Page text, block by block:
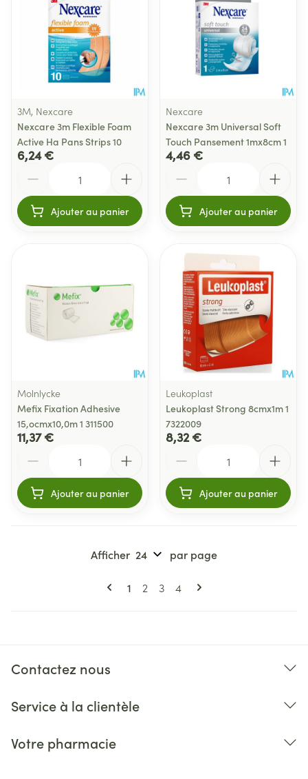
3M, Nexcare
Nexcare 3m Flexible Foam
Active Ha Pans Strips 10
6,24 €
Ajouter au panier
Nexcare
Nexcare 3m Universal Soft
Touch Pansement 1mx8cm 1
4,46 €
Ajouter au panier
Molnlycke
Mefix Fixation Adhesive
15,ocmx10,0m 1 311500
11,37 €
Ajouter au panier
Leukoplast
Leukoplast Strong 8cmx1m 1
7322009
8,32 €
Ajouter au panier
Pages
Vous lisez actuellement la page
1 Page
2 Page
3 Page
4
Afficher par page
Contactez nous
Service à la clientèle
Votre pharmacie